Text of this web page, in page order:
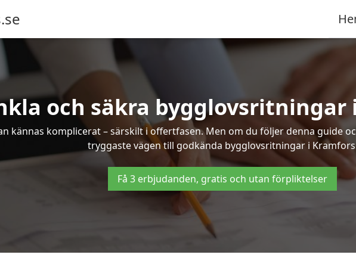
och säkra bygglovsritningar
kännas komplicerat – särskilt i offertfasen. Men om du följer denna guide
tryggaste vägen till godkända bygglovsritningar i
Få 3 erbjudanden, gratis och utan förpliktelser